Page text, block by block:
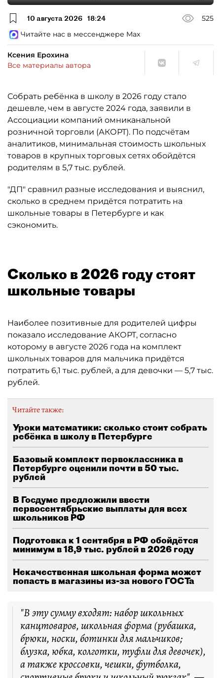
10 августа 2026 18:24
525
Читайте нас в мессенджере Max
Ксения Ерохина
Все материалы автора
Собрать ребёнка в школу в 2026 году стало
дешевле, чем в августе 2024 года, заявили в
Ассоциации компаний омниканальной
розничной торговли (АКОРТ). По подсчётам
аналитиков, минимальная стоимость школьных
товаров в крупных торговых сетях обойдётся
родителям в 5,7 тыс. рублей.
"ДП" сравнил разные исследования и выяснил,
сколько в среднем придётся потратить на
школьные товары в Петербурге и как
сэкономить.
Сколько в 2026 году стоят
школьные товары
Наиболее позитивные для родителей цифры
показало исследование АКОРТ, согласно
которому в августе 2026 года на комплект
школьных товаров для мальчика придётся
потратить 6,1 тыс. рублей, а для девочки — 5,7 тыс.
рублей.
Читайте также:
Уроки математики: сколько стоит собрать
ребёнка в школу в Петербурге
Базовый комплект первоклассника в
Петербурге оценили почти в 50 тыс.
рублей
В Госдуме предложили ввести
первосентябрьские выплаты для всех
школьников РФ
Подготовка к 1 сентября в РФ обойдётся
минимум в 18,9 тыс. рублей в 2026 году
Некачественная школьная форма может
попасть в магазины из-за нового ГОСТа
"В эту сумму входят: набор школьных
канцтоваров, школьная форма (рубашка,
брюки, носки, ботинки для мальчиков;
блузка, юбка, колготки, туфли для девочек),
а также кроссовки, чешки, футболка,